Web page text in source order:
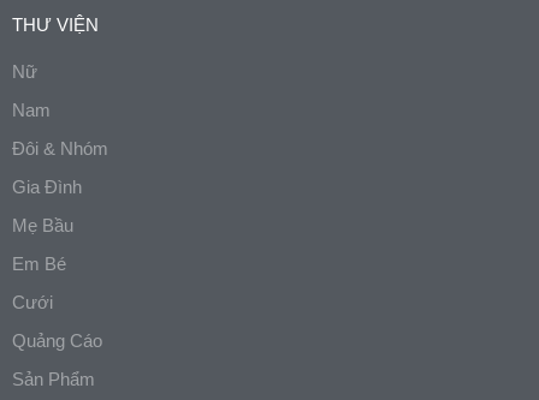
THƯ VIỆN
Nữ
Nam
Đôi & Nhóm
Gia Đình
Mẹ Bầu
Em Bé
Cưới
Quảng Cáo
Sản Phẩm